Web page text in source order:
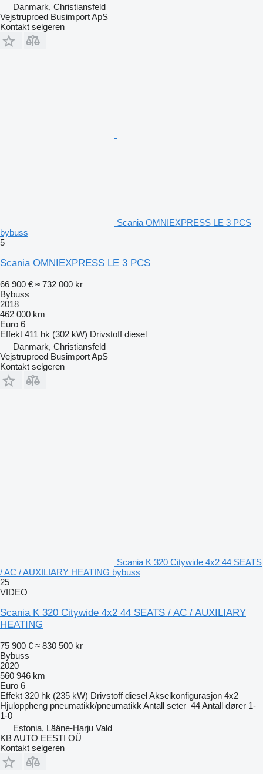
Danmark, Christiansfeld
Vejstruproed Busimport ApS
Kontakt selgeren
Scania OMNIEXPRESS LE 3 PCS
bybuss
5
Scania OMNIEXPRESS LE 3 PCS
66 900 € ≈ 732 000 kr
Bybuss
2018
462 000 km
Euro 6
Effekt 411 hk (302 kW) Drivstoff diesel
Danmark, Christiansfeld
Vejstruproed Busimport ApS
Kontakt selgeren
Scania K 320 Citywide 4x2 44 SEATS
/ AC / AUXILIARY HEATING bybuss
25
VIDEO
Scania K 320 Citywide 4x2 44 SEATS / AC / AUXILIARY
HEATING
75 900 € ≈ 830 500 kr
Bybuss
2020
560 946 km
Euro 6
Effekt 320 hk (235 kW) Drivstoff dieselAkselkonfigurasjon 4x2
Hjuloppheng pneumatikk/pneumatikk Antall seter 44Antall dører 1-
1-0
Estonia, Lääne-Harju Vald
KB AUTO EESTI OÜ
Kontakt selgeren